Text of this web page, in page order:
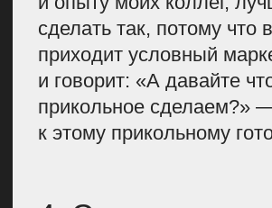
КАК МЫ
ВЫСТРОИЛИ
ПРОЦЕССЫ
В KAITEN
У нас в компании работает такая